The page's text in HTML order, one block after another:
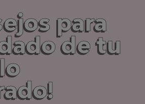
para
de tu